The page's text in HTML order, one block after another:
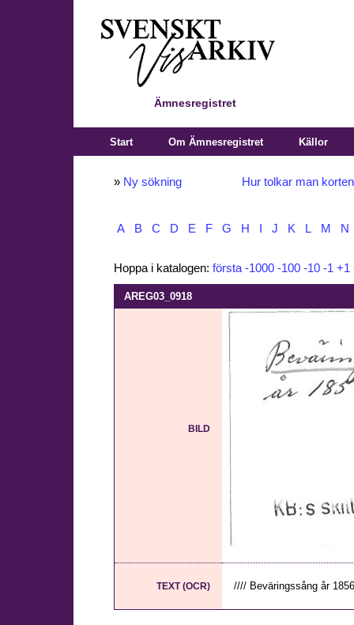
Ämnesregistret
Start Om Ämnesregistret Källor
» Ny sökning Hur tolkar man
A B C D E F G H J K L M N
Hoppa i katalogen: första -1000 -100 -10 -1 +1
AREG03_0918
BILD
TEXT (OCR) //// Beväringssång år